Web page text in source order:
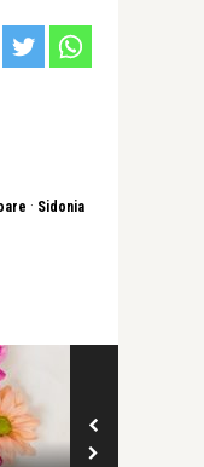
· Sidonia